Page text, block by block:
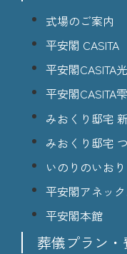
式場のご案内
平安閣 CASITA
平安閣CASITA光
平安閣CASITA雫
みおくり邸宅
みおくり邸宅
いのりのいおり
平安閣アネッ
平安閣本館
葬儀プラン・